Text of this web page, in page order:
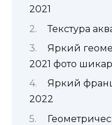
2021
Текстура
Яркий
2021 фото
Яркий
2022